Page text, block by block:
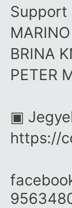
BRINA
PETER
▣
https://